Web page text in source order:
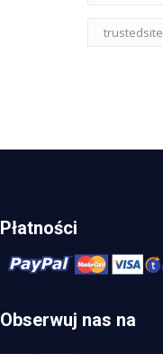
trustedsite
Płatności
Obserwuj nas na